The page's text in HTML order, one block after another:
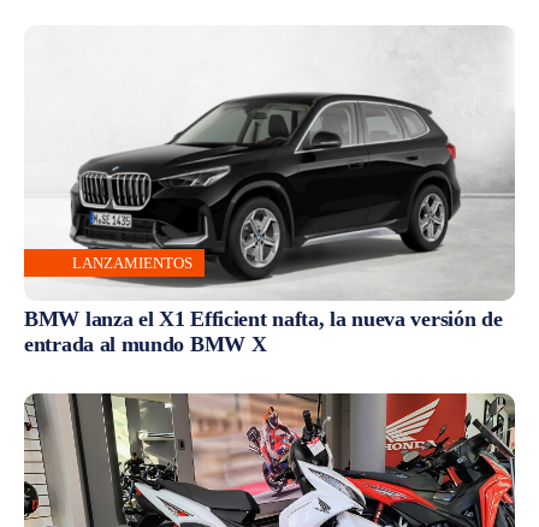
LANZAMIENTOS
BMW lanza el X1 Efficient nafta, la nueva versión de
entrada al mundo BMW X